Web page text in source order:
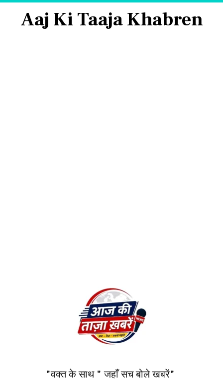
Aaj Ki Taaja Khabren
"वक्त के साथ " जहाँ सच बोले खबरें"